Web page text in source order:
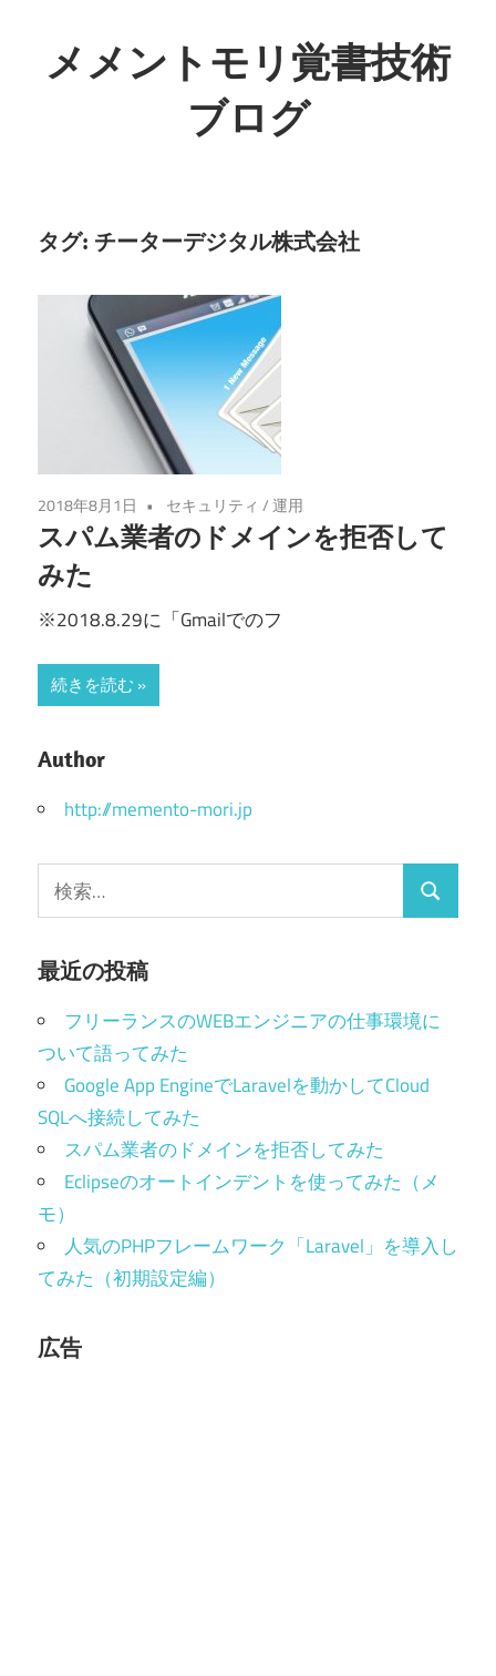
テ
キ
プ
メメントモリ覚書技術
ブログ
タグ: チーターデジタル株式会社
2018年8月1日 セキュリティ /運用
スパム業者のドメインを拒否して
みた
※2018.8.29に「Gmailでのフ
続きを読む
Author
http://memento-mori.jp
索:
検
最近の投稿
フリーランスのWEBエンジニアの仕事環境に
ついて語ってみた
Google App EngineでLaravelを動かしてCloud
SQLへ接続してみた
スパム業者のドメインを拒否してみた
Eclipseのオートインデントを使ってみた（メ
モ）
人気のPHPフレームワーク「Laravel」を導入し
てみた（初期設定編）
広告